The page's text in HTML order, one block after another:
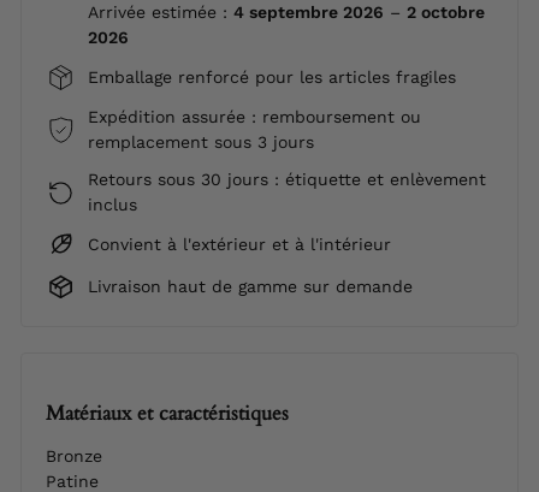
Arrivée estimée : 4 septembre 2026 – 2 octobre
2026
Emballage renforcé pour les articles fragiles
Expédition assurée : remboursement ou
remplacement sous 3 jours
Retours sous 30 jours : étiquette et enlèvement
inclus
Convient à l'extérieur et à l'intérieur
Livraison haut de gamme sur demande
Matériaux et caractéristiques
Bronze
Patine